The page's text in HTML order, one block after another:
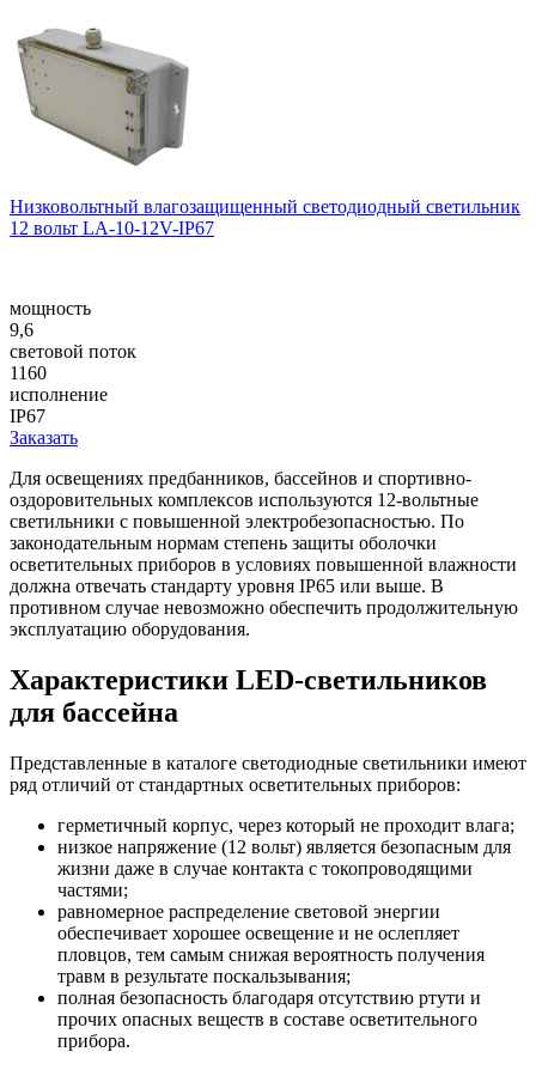
Низковольтный влагозащищенный светодиодный светильник
12 вольт LA-10-12V-IP67
мощность
9,6
световой поток
1160
исполнение
IP67
Заказать
Для освещениях предбанников, бассейнов и спортивно-
оздоровительных комплексов используются 12-вольтные
светильники с повышенной электробезопасностью. По
законодательным нормам степень защиты оболочки
осветительных приборов в условиях повышенной влажности
должна отвечать стандарту уровня IP65 или выше. В
противном случае невозможно обеспечить продолжительную
эксплуатацию оборудования.
Характеристики LED-светильников
для бассейна
Представленные в каталоге светодиодные светильники имеют
ряд отличий от стандартных осветительных приборов:
герметичный корпус, через который не проходит влага;
низкое напряжение (12 вольт) является безопасным для
жизни даже в случае контакта с токопроводящими
частями;
равномерное распределение световой энергии
обеспечивает хорошее освещение и не ослепляет
пловцов, тем самым снижая вероятность получения
травм в результате поскальзывания;
полная безопасность благодаря отсутствию ртути и
прочих опасных веществ в составе осветительного
прибора.